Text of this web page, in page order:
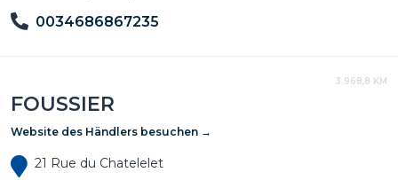
0034686867235
3.968,8 KM
FOUSSIER
Website des Händlers besuchen →
21 Rue du Chatelelet